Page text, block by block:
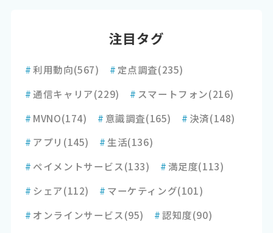
注目タグ
#利用動向(567) # 定点調査(235)
#通信キャリア(229) # スマートフォン(216)
# MVNO(174) # 意識調査(165) # 決済(148)
# アプリ (145) # 生活(136)
# ペイメントサービス(133) #満足度(113)
# シェア(112) # マーケティング(101)
# オンラインサービス(95) #認知度(90)